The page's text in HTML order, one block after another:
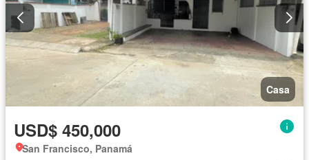
Casa
USD$ 450,000
San Francisco, Panamá